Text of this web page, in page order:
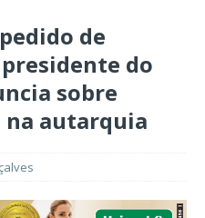
de
do
sobre
na autarquia